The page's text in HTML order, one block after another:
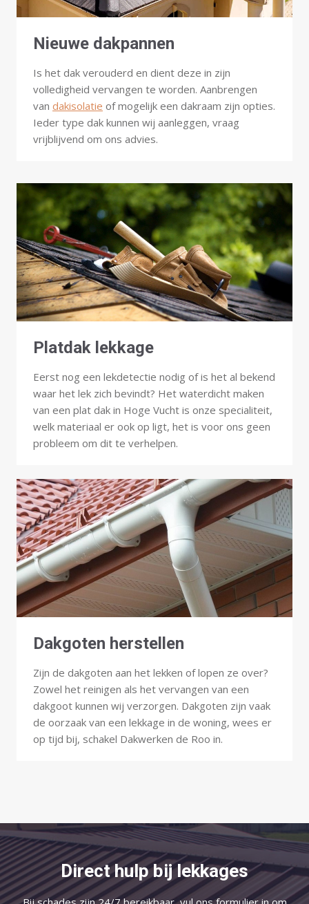
Nieuwe dakpannen
Is het dak verouderd en dient deze in zijn
volledigheid vervangen te worden. Aanbrengen
van dakisolatie of mogelijk een dakraam zijn opties.
Ieder type dak kunnen wij aanleggen, vraag
vrijblijvend om ons advies.
Platdak lekkage
Eerst nog een lekdetectie nodig of is het al bekend
waar het lek zich bevindt? Het waterdicht maken
van een plat dak in Hoge Vucht is onze specialiteit,
welk materiaal er ook op ligt, het is voor ons geen
probleem om dit te verhelpen.
Dakgoten herstellen
Zijn de dakgoten aan het lekken of lopen ze over?
Zowel het reinigen als het vervangen van een
dakgoot kunnen wij verzorgen. Dakgoten zijn vaak
de oorzaak van een lekkage in de woning, wees er
op tijd bij, schakel Dakwerken de Roo in.
Direct hulp bij lekkages